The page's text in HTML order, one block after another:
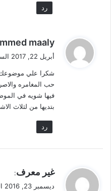
رد
ي
ق
ل
maaly
أبريل 22, 2017 الساعة 10:16 م
شكرا علي
حب المغامره
فيها شويه في
بتديها من لثلاث
رد
ي
غير معرف:
ديسمبر 23, 2016 الساعة 6:55 م